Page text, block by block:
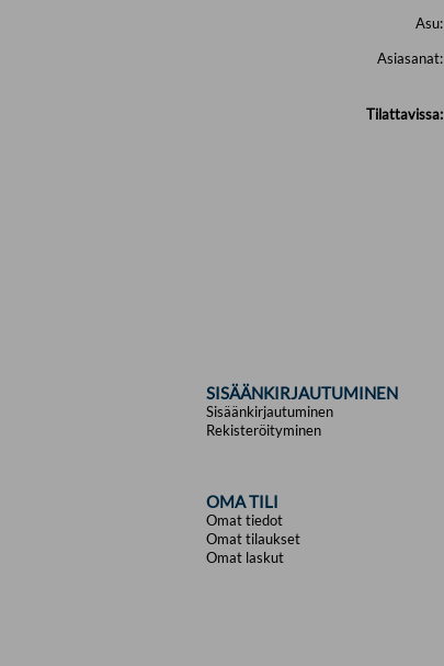
Asu:
Asiasanat:
Tilattavissa:
SISÄÄNKIRJAUTUMINEN
Sisäänkirjautuminen
Rekisteröityminen
OMA TILI
Omat tiedot
Omat tilaukset
Omat laskut